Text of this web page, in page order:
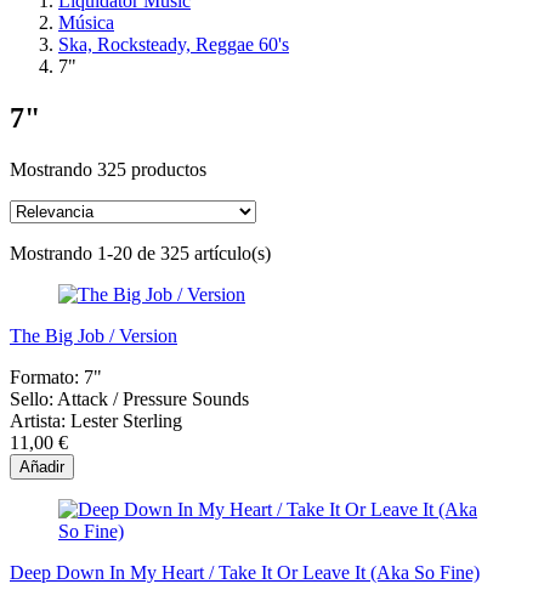
Música
Ska, Rocksteady, Reggae 60's
7"
7"
Mostrando 325 productos
Mostrando 1-20 de 325 artículo(s)
The Big Job / Version
Formato: 7"
Sello: Attack / Pressure Sounds
Artista: Lester Sterling
11,00 €
Añadir
Deep Down In My Heart / Take It Or Leave It (Aka So Fine)